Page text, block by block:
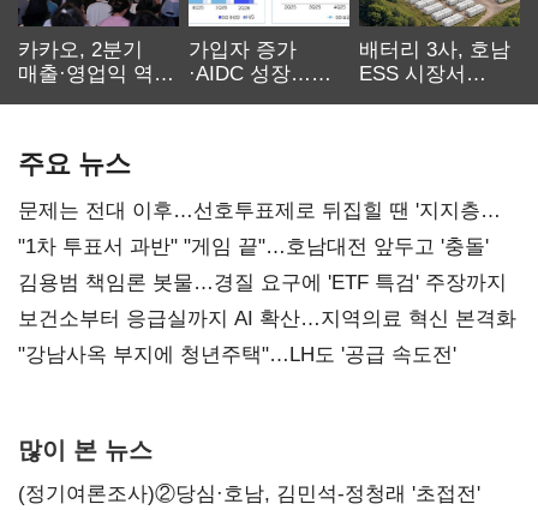
카카오, 2분기
매출·영업익 역대
가입자 증가
·AIDC 성장…
배터리 3사, 호남
ESS 시장서
주요 뉴스
문제는 전대 이후…선호투표제로 뒤집힐 땐 '지지층
불복'
"1차 투표서 과반" "게임 끝"…호남대전 앞두고 '충돌'
김용범 책임론 봇물…경질 요구에 'ETF 특검' 주장까지
보건소부터 응급실까지 AI 확산…지역의료 혁신 본격화
"강남사옥 부지에 청년주택"…LH도 '공급 속도전'
많이 본 뉴스
(정기여론조사)②당심·호남, 김민석-정청래 '초접전'